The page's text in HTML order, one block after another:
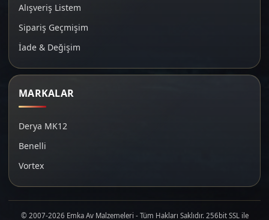
Alışveriş Listem
Sipariş Geçmişim
İade & Değişim
MARKALAR
Derya MK12
Benelli
Vortex
© 2007-2026 Emka Av Malzemeleri - Tüm Hakları Saklıdır. 256bit SSL ile